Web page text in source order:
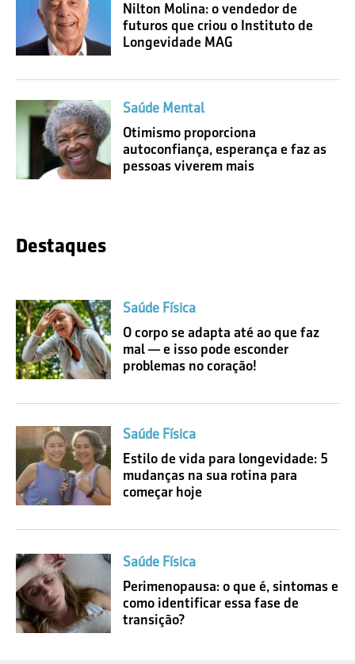
Nilton Molina: o vendedor de
futuros que criou o Instituto de
Longevidade MAG
Saúde Mental
Otimismo proporciona
autoconfiança, esperança e faz as
pessoas viverem mais
Destaques
Saúde Física
O corpo se adapta até ao que faz
mal — e isso pode esconder
problemas no coração!
Saúde Física
Estilo de vida para longevidade: 5
mudanças na sua rotina para
começar hoje
Saúde Física
Perimenopausa: o que é, sintomas e
como identificar essa fase de
transição?